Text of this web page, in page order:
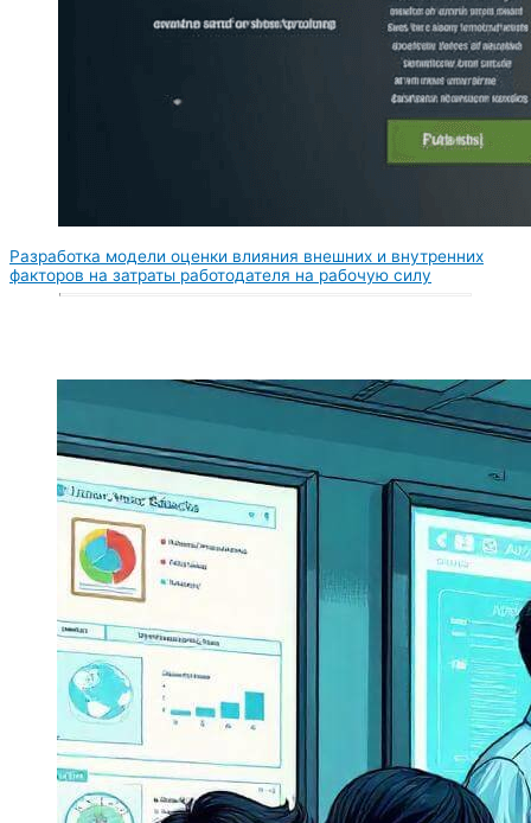
Разработка модели оценки влияния внешних и внутренних
факторов на затраты работодателя на рабочую силу